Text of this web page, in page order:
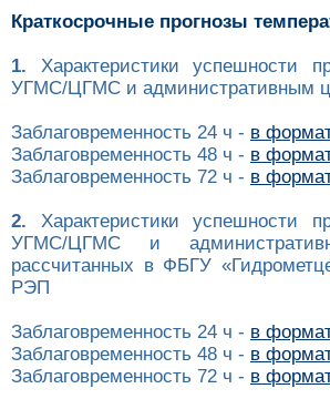
Краткосрочные прогнозы
1. Характеристики успешности
УГМС/ЦГМС и административным
Заблаговременность 24 ч - в
Заблаговременность 48 ч - в
Заблаговременность 72 ч - в
2. Характеристики успешности
УГМС/ЦГМС и
рассчитанных в ФБГУ
РЭП
Заблаговременность 24 ч - в
Заблаговременность 48 ч - в
Заблаговременность 72 ч - в